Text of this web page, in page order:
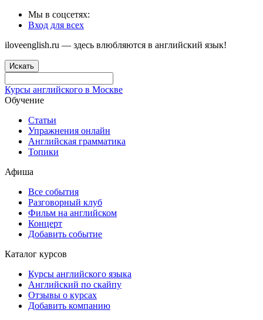
Мы в соцсетях:
Вход для всех
iloveenglish.ru — здесь влюбляются в английский язык!
Искать
Курсы английского в Москве
Обучение
Статьи
Упражнения онлайн
Английская грамматика
Топики
Афиша
Все события
Разговорный клуб
Фильм на английском
Концерт
Добавить событие
Каталог курсов
Курсы английского языка
Английский по скайпу
Отзывы о курсах
Добавить компанию